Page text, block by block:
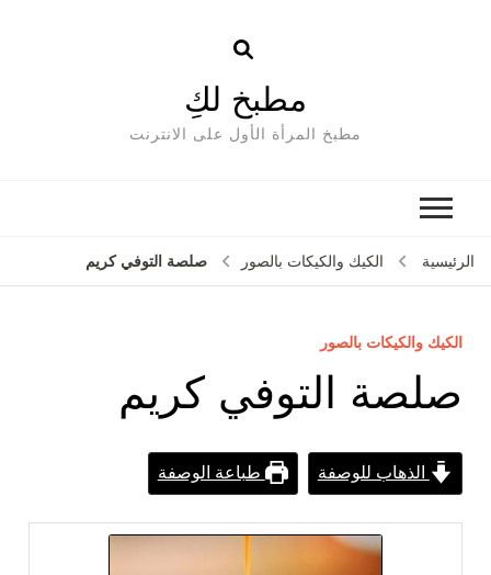
مطبخ لكِ
مطبخ المرأة الأول على الانترنت
الرئيسية الكيك والكيكات بالصور صلصة التوفي كريم
الكيك والكيكات بالصور
صلصة التوفي كريم
الذهاب للوصفة طباعة الوصفة